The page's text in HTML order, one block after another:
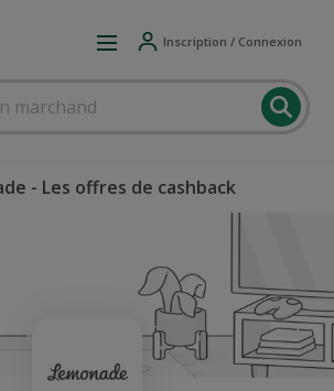
Inscription / Connexion
- Les offres de cashback